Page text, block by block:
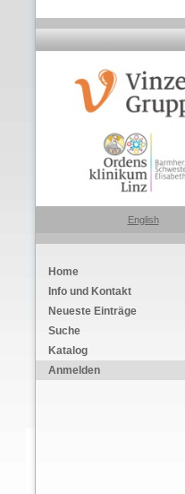
English
Home
Info und Kontakt
Neueste Einträge
Suche
Katalog
Anmelden